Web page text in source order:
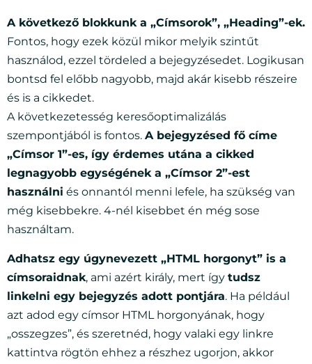
A következő blokkunk a „Címsorok”, „Heading”-ek.
Fontos, hogy ezek közül mikor melyik szintűt
használod, ezzel tördeled a bejegyzésedet. Logikusan
bontsd fel előbb nagyobb, majd akár kisebb részeire
és is a cikkedet.
A következetesség keresőoptimalizálás
szempontjából is fontos. A bejegyzésed fő címe
„Címsor 1”-es, így érdemes utána a cikked
legnagyobb egységének a „Címsor 2”-est
használni és onnantól menni lefele, ha szükség van
még kisebbekre. 4-nél kisebbet én még sose
használtam.
Adhatsz egy úgynevezett „HTML horgonyt” is a
címsoraidnak, ami azért király, mert így tudsz
linkelni egy bejegyzés adott pontjára. Ha például
azt adod egy címsor HTML horgonyának, hogy
„osszegzes”, és szeretnéd, hogy valaki egy linkre
kattintva rögtön ehhez a részhez ugorjon, akkor